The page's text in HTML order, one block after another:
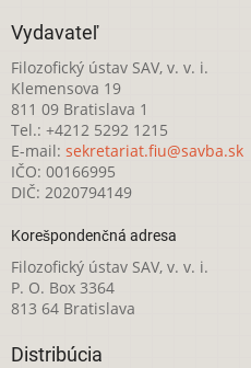
Vydavateľ
Filozofický ústav SAV, v. v. i.
Klemensova 19
811 09 Bratislava 1
Tel.: +4212 5292 1215
E-mail: sekretariat.fiu@savba.sk
IČO: 00166995
DIČ: 2020794149
Korešpondenčná adresa
Filozofický ústav SAV, v. v. i.
P. O. Box 3364
813 64 Bratislava
Distribúcia